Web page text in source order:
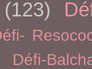
(123)
Défi-